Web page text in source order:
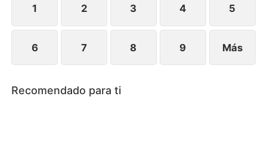
1 2 3 4 5
6 7 8 9 Más
Recomendado para ti